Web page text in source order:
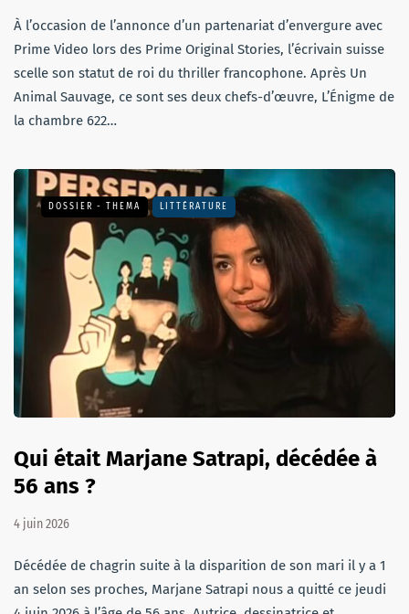
À l’occasion de l’annonce d’un partenariat d’envergure avec
Prime Video lors des Prime Original Stories, l’écrivain suisse
scelle son statut de roi du thriller francophone. Après Un
Animal Sauvage, ce sont ses deux chefs-d’œuvre, L’Énigme de
la chambre 622…
DOSSIER - THEMA LITTÉRATURE
Qui était Marjane Satrapi, décédée à
56 ans ?
4 juin 2026
Décédée de chagrin suite à la disparition de son mari il y a 1
an selon ses proches, Marjane Satrapi nous a quitté ce jeudi